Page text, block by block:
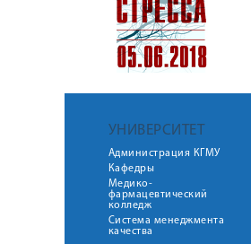
УНИВЕРСИТЕТ
Администрация КГМУ
Кафедры
Медико-
фармацевтический
колледж
Система менеджмента
качества